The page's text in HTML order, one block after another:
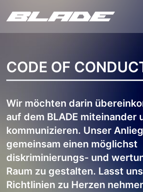
CODE OF
Wir möchten darin
auf dem BLADE miteinander
kommunizieren. Unser
gemeinsam einen möglichst
diskriminierungs- und
Raum zu gestalten. Lasst
Richtlinien zu Herzen